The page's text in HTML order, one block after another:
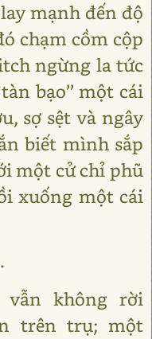
mạnh đến độ
chạm cồm cộp
ngừng la tức
bạo’’ một cái
sợ sệt và ngây
biết mình sắp
một cử chỉ phũ
xuống một cái
vẫn không rời
trên trụ; một